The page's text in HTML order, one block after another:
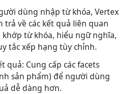
dùng nhập từ khóa, Vertex
trả về các kết quả liên quan
từ khóa, hiểu ngữ nghĩa,
tắc xếp hạng tùy chỉnh.
quả: Cung cấp các facets
sản phẩm) để người dùng
dễ dàng hơn.